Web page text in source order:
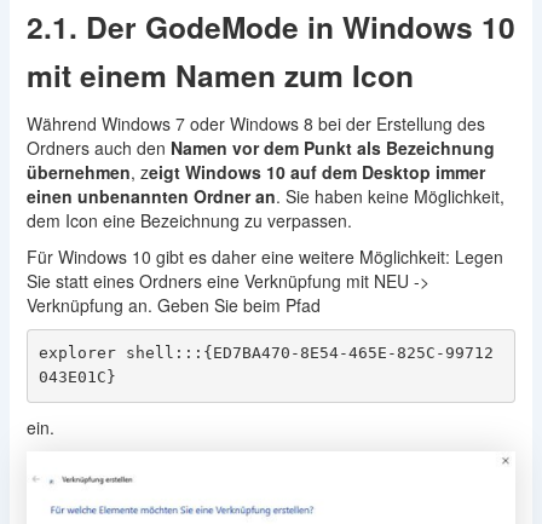
2.1. Der GodeMode in Windows 10
mit einem Namen zum Icon
Während Windows 7 oder Windows 8 bei der Erstellung des
Ordners auch den Namen vor dem Punkt als Bezeichnung
übernehmen, zeigt Windows 10 auf dem Desktop immer
einen unbenannten Ordner an. Sie haben keine Möglichkeit,
dem Icon eine Bezeichnung zu verpassen.
Für Windows 10 gibt es daher eine weitere Möglichkeit: Legen
Sie statt eines Ordners eine Verknüpfung mit NEU ->
Verknüpfung an. Geben Sie beim Pfad
explorer shell:::{ED7BA470-8E54-465E-825C-99712
043E01C}
ein.